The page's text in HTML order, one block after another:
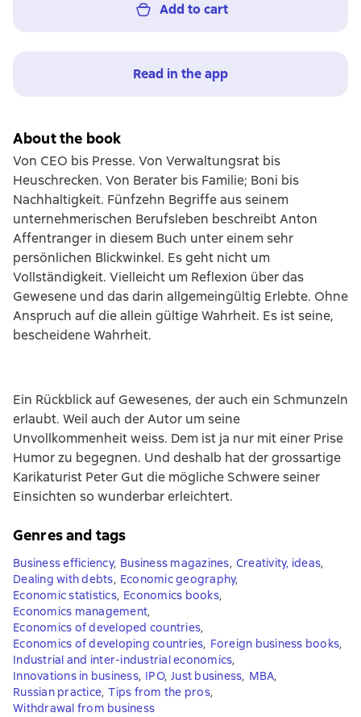
Add to cart
Read in the app
About the book
Von CEO bis Presse. Von Verwaltungsrat bis
Heuschrecken. Von Berater bis Familie; Boni bis
Nachhaltigkeit. Fünfzehn Begriffe aus seinem
unternehmerischen Berufsleben beschreibt Anton
Affentranger in diesem Buch unter einem sehr
persönlichen Blickwinkel. Es geht nicht um
Vollständigkeit. Vielleicht um Reflexion über das
Gewesene und das darin allgemeingültig Erlebte. Ohne
Anspruch auf die allein gültige Wahrheit. Es ist seine,
bescheidene Wahrheit.
Ein Rückblick auf Gewesenes, der auch ein Schmunzeln
erlaubt. Weil auch der Autor um seine
Unvollkommenheit weiss. Dem ist ja nur mit einer Prise
Humor zu begegnen. Und deshalb hat der grossartige
Karikaturist Peter Gut die mögliche Schwere seiner
Einsichten so wunderbar erleichtert.
Genres and tags
Business efficiency, Business magazines, Creativity, ideas,
Dealing with debts, Economic geography,
Economic statistics, Economics books,
Economics management,
Economics of developed countries,
Economics of developing countries, Foreign business books,
Industrial and inter-industrial economics,
Innovations in business, IPO, Just business, MBA,
Russian practice, Tips from the pros,
Withdrawal from business